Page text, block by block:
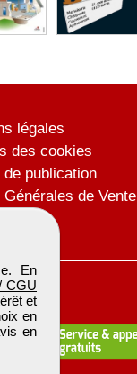
En
CGU
et
en
en
légales
des cookies
publication
de Vente